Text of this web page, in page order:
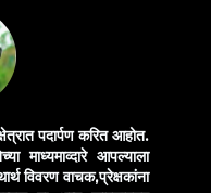
पदार्पण करित आहोत.
माध्यमाव्दारे आपल्याला
विवरण वाचक,प्रेक्षकांना